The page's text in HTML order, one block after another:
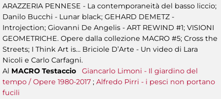
ARAZZERIA PENNESE - La contemporaneità del basso liccio;
Danilo Bucchi - Lunar black; GEHARD DEMETZ -
Introjection; Giovanni De Angelis - ART REWIND #1; VISIONI
GEOMETRICHE. Opere dalla collezione MACRO #5; Cross the
Streets; I Think Art is… Briciole D’Arte - Un video di Lara
Nicoli e Carlo Carfagni.
Al MACRO Testaccio
Giancarlo Limoni - Il giardino del
tempo / Opere 1980-2017 ; Alfredo Pirri - i pesci non portano
fucili